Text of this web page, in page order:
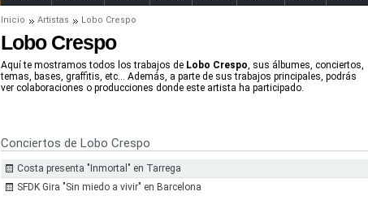
Inicio Artistas Lobo Crespo
Lobo Crespo
Aquí te mostramos todos los trabajos de Lobo Crespo, sus álbumes, conciertos,
temas, bases, graffitis, etc... Además, a parte de sus trabajos principales, podrás
ver colaboraciones o producciones donde este artista ha participado.
Conciertos de Lobo Crespo
Costa presenta "Inmortal" en Tarrega
SFDK Gira "Sin miedo a vivir" en Barcelona